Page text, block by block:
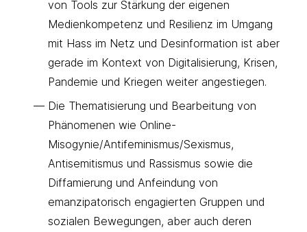
von Tools zur Stärkung der eigenen
Medienkompetenz und Resilienz im Umgang
mit Hass im Netz und Desinformation ist aber
gerade im Kontext von Digitalisierung, Krisen,
Pandemie und Kriegen weiter angestiegen.
Die Thematisierung und Bearbeitung von
Phänomenen wie Online-
Misogynie/Antifeminismus/Sexismus,
Antisemitismus und Rassismus sowie die
Diffamierung und Anfeindung von
emanzipatorisch engagierten Gruppen und
sozialen Bewegungen, aber auch deren